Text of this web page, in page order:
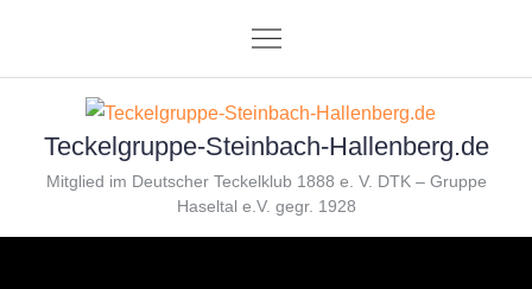
content
Teckelgruppe-Steinbach-Hallenberg.de
Mitglied im Deutscher Teckelklub 1888 e. V. DTK – Gruppe
Haseltal e.V. gegr. 1928